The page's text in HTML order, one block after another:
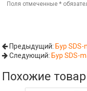
Поля отмеченные*
Предыдущий: Бур
Следующий: Бур SDS-
Похожие